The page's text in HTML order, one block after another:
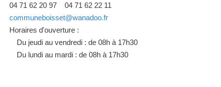
04 71 62 20 97
04 71 62 22 11
communeboisset@wanadoo.fr
Horaires d'ouverture :
Du jeudi au vendredi : de 08h à 17h30
Du lundi au mardi : de 08h à 17h30